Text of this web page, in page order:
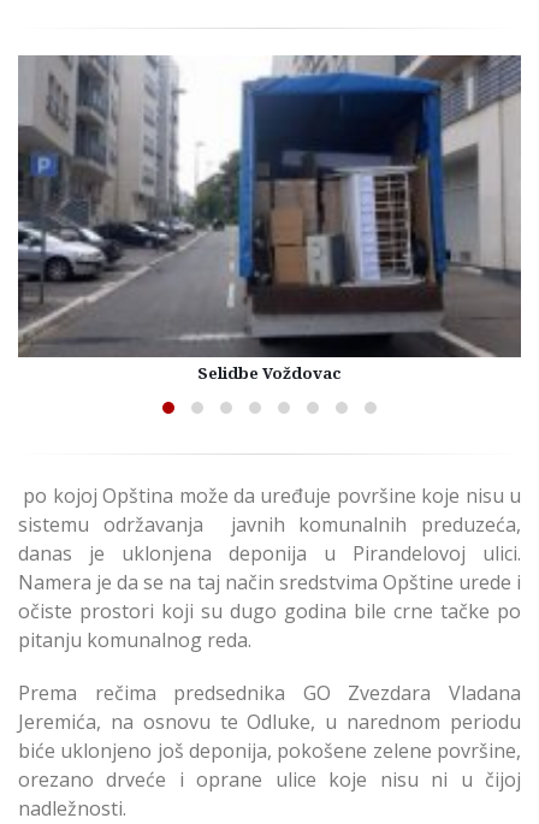
Selidbe Voždovac
po kojoj Opština može da uređuje površine koje nisu u
sistemu održavanja javnih komunalnih preduzeća,
danas je uklonjena deponija u Pirandelovoj ulici.
Namera je da se na taj način sredstvima Opštine urede i
očiste prostori koji su dugo godina bile crne tačke po
pitanju komunalnog reda.
Prema rečima predsednika GO Zvezdara Vladana
Jeremića, na osnovu te Odluke, u narednom periodu
biće uklonjeno još deponija, pokošene zelene površine,
orezano drveće i oprane ulice koje nisu ni u čijoj
nadležnosti.